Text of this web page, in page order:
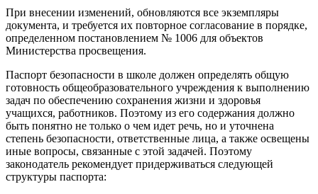
При внесении изменений, обновляются все экземпляры
документа, и требуется их повторное согласование в порядке,
определенном постановлением № 1006 для объектов
Министерства просвещения.
Паспорт безопасности в школе должен определять общую
готовность общеобразовательного учреждения к выполнению
задач по обеспечению сохранения жизни и здоровья
учащихся, работников. Поэтому из его содержания должно
быть понятно не только о чем идет речь, но и уточнена
степень безопасности, ответственные лица, а также освещены
иные вопросы, связанные с этой задачей. Поэтому
законодатель рекомендует придерживаться следующей
структуры паспорта: